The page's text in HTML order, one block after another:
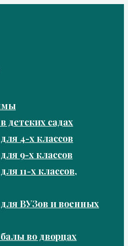
детских садах
4-х классов
9-х классов
11-х классов,
ВУЗов и военных
во дворцах